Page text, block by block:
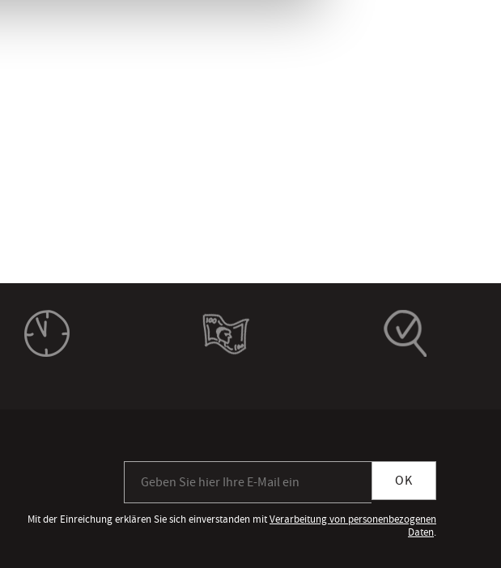
OK
Mit der Einreichung erklären Sie sich einverstanden mitVerarbeitung von personenbezogenen
Daten.